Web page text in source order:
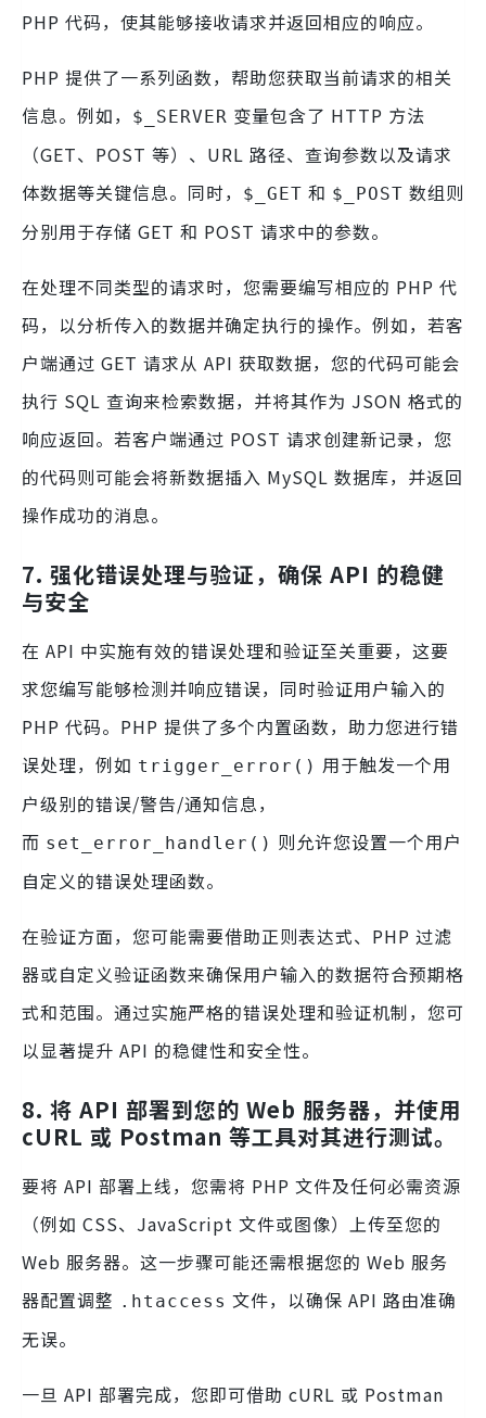
PHP 代码，使其能够接收请求并返回相应的响应。
PHP 提供了一系列函数，帮助您获取当前请求的相关
信息。例如，
$_SERVER 变量包含了 HTTP 方法
（GET、POST 等）、URL 路径、查询参数以及请求
体数据等关键信息。同时，
$_GET 和 $_POST 数组则
分别用于存储 GET 和 POST 请求中的参数。
在处理不同类型的请求时，您需要编写相应的 PHP 代
码，以分析传入的数据并确定执行的操作。例如，若客
户端通过 GET 请求从 API 获取数据，您的代码可能会
执行 SQL 查询来检索数据，并将其作为 JSON 格式的
响应返回。若客户端通过 POST 请求创建新记录，您
的代码则可能会将新数据插入 MySQL 数据库，并返回
操作成功的消息。
7. 强化错误处理与验证，确保 API 的稳健
与安全
在 API 中实施有效的错误处理和验证至关重要，这要
求您编写能够检测并响应错误，同时验证用户输入的
PHP 代码。PHP 提供了多个内置函数，助力您进行错
误处理，例如 trigger_error() 用于触发一个用
户级别的错误/警告/通知信息，
而 set_error_handler() 则允许您设置一个用户
自定义的错误处理函数。
在验证方面，您可能需要借助正则表达式、PHP 过滤
器或自定义验证函数来确保用户输入的数据符合预期格
式和范围。通过实施严格的错误处理和验证机制，您可
以显著提升 API 的稳健性和安全性。
8. 将 API 部署到您的 Web 服务器，并使用
cURL 或 Postman 等工具对其进行测试。
要将 API 部署上线，您需将 PHP 文件及任何必需资源
（例如 CSS、JavaScript 文件或图像）上传至您的
Web 服务器。这一步骤可能还需根据您的 Web 服务
器配置调整 .htaccess 文件，以确保 API 路由准确
无误。
一旦 API 部署完成，您即可借助 cURL 或 Postman